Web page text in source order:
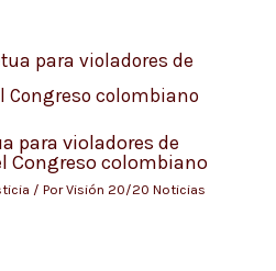
para violadores de
Congreso colombiano
/ PorVisión 20/20 Noticias